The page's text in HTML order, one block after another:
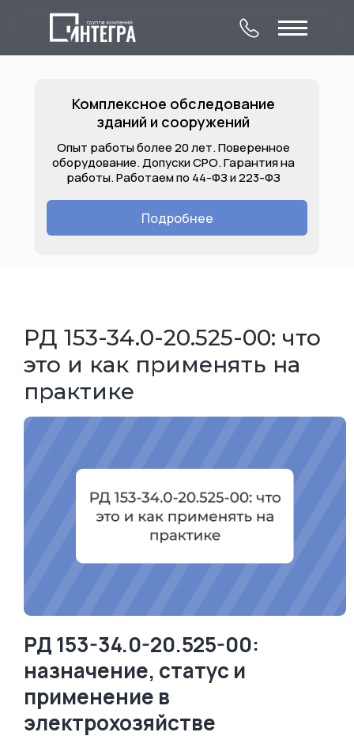
Комплексное
обследование
зданий и сооружений
О компании
Услуги
Объекты
Лицензии
Контакты
Комплексное обследование
зданий и сооружений
Подробнее
Опыт работы более 20 лет. Поверенное
оборудование. Допуски СРО. Гарантия на
работы. Работаем по 44-ФЗ и 223-ФЗ
РД 153-34.0-20.525-00: что
это и как применять на
практике
РД 153-34.0-20.525-00:
назначение, статус и
применение в
электрохозяйстве